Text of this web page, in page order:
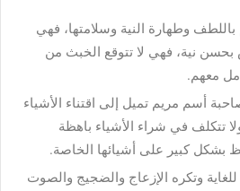
وطهارة النية وسلامتها، فهي
نية، فهي لا تتوقع الخبث من
معهم.
أسم مريم تميل إلى اقتناء الأشياء
تتكلف في شراء الأشياء باهظة
بشكل كبير على أشيائها الخاصة.
وتكره الإزعاج والضجيج والصوت